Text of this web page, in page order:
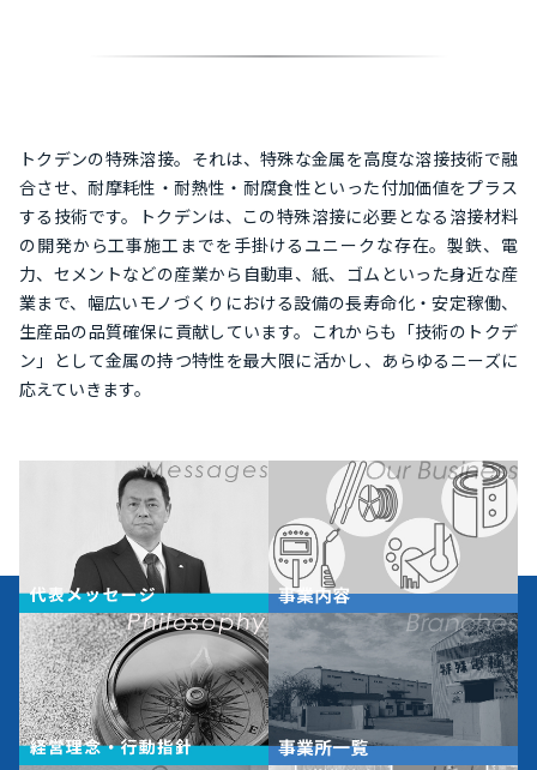
トクデンの特殊溶接。それは、特殊な金属を高度な溶接技術で融
合させ、耐摩耗性・耐熱性・耐腐食性といった付加価値をプラス
する技術です。トクデンは、この特殊溶接に必要となる溶接材料
の開発から工事施工までを手掛けるユニークな存在。製鉄、電
力、セメントなどの産業から自動車、紙、ゴムといった身近な産
業まで、幅広いモノづくりにおける設備の長寿命化・安定稼働、
生産品の品質確保に貢献しています。これからも「技術のトクデ
ン」として金属の持つ特性を最大限に活かし、あらゆるニーズに
応えていきます。